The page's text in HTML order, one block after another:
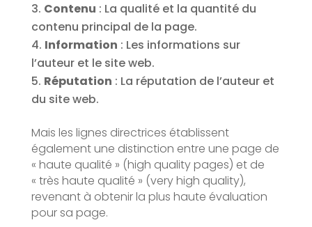
Contenu : La qualité et la quantité du
contenu principal de la page.
Information : Les informations sur
l’auteur et le site web.
Réputation : La réputation de l’auteur et
du site web.
Mais les lignes directrices établissent
également une distinction entre une page de
« haute qualité » (high quality pages) et de
« très haute qualité » (very high quality),
revenant à obtenir la plus haute évaluation
pour sa page.